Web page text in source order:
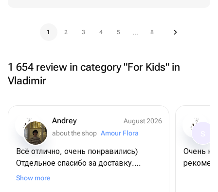
1 2 3 4 5 ... 8
1 654 review in category "For Kids" in
Vladimir
Andrey
August 2026
about the shop Amour Flora
Всё отлично, очень понравились)
Отдельное спасибо за доставку.
Договаривались на конкретное время,
Show more
Очень